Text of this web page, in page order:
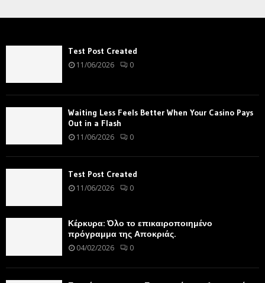
Test Post Created
11/06/2026 0
Waiting Less Feels Better When Your Casino Pays
Out in a Flash
11/06/2026 0
Test Post Created
11/06/2026 0
Κέρκυρα: Όλο το επικαιροποιημένο
πρόγραμμα της Αποκριάς.
04/02/2026 0